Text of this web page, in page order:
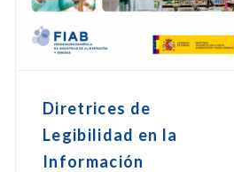
Diretrices de
Legibilidad en la
Información